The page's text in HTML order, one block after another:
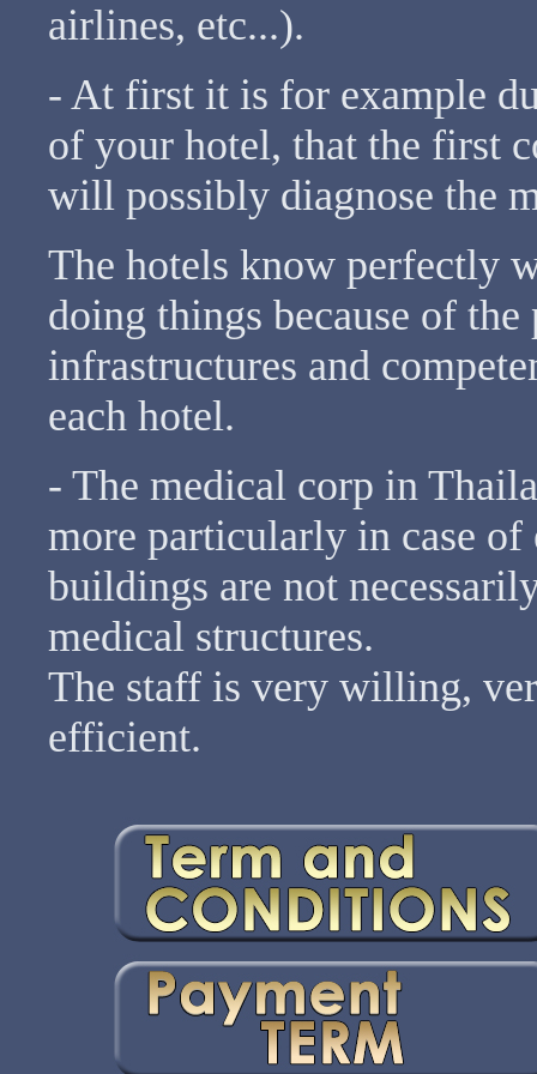
airlines, etc...).
- At first it is for example
of your hotel, that the first
will possibly diagnose the
The hotels know perfectly
doing things because of
infrastructures and
each hotel.
- The medical corp in
more particularly in case of
buildings are not
medical structures.
The staff is very willing,
efficient.